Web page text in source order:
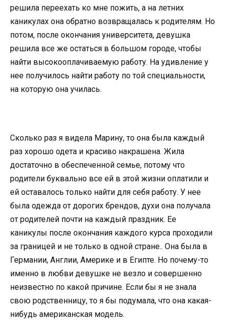
решила переехать ко мне пожить, а на летних
каникулах она обратно возвращалась к родителям. Но
потом, после окончания университета, девушка
решила все же остаться в большом городе, чтобы
найти высокооплачиваемую работу. На удивление у
нее получилось найти работу по той специальности,
на которую она училась.
Сколько раз я видела Марину, то она была каждый
раз хорошо одета и красиво накрашена. Жила
достаточно в обеспеченной семье, потому что
родители буквально все ей в этой жизни оплатили и
ей оставалось только найти для себя работу. У нее
была одежда от дорогих брендов, духи она получала
от родителей почти на каждый праздник. Ее
каникулы после окончания каждого курса проходили
за границей и не только в одной стране.. Она была в
Германии, Англии, Америке и в Египте. Но почему-то
именно в любви девушке не везло и совершенно
неизвестно по какой причине. Если бы я не знала
свою родственницу, то я бы подумала, что она какая-
нибудь американская модель.